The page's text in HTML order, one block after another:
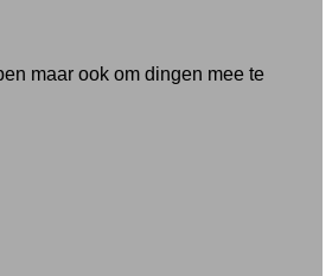
maar ook om dingen mee te